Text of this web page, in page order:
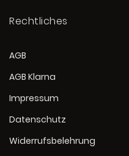
Rechtliches
AGB
AGB Klarna
Impressum
Datenschutz
Widerrufsbelehrung